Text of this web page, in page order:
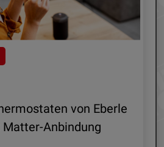
von Eberle
Anbindung